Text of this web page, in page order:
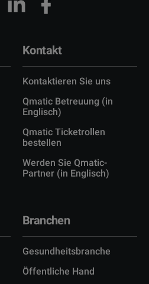
Kontakt
Kontaktieren Sie uns
Qmatic Betreuung (in
Englisch)
Qmatic Ticketrollen
bestellen
Werden Sie Qmatic-
Partner (in Englisch)
Branchen
Gesundheitsbranche
Öffentliche Hand